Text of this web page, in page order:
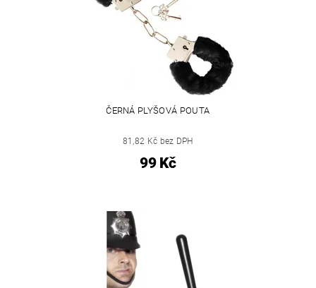
ČERNÁ PLYŠOVÁ POUTA
81,82 Kč bez DPH
99 Kč